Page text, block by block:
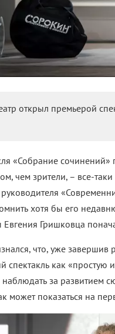
открыл премьерой
«Собрание сочинений»
чем зрители, – все-
хотя бы его
Евгения Гришковца
что, уже завершив
спектакль как «простую
наблюдать за развитием
может показаться на